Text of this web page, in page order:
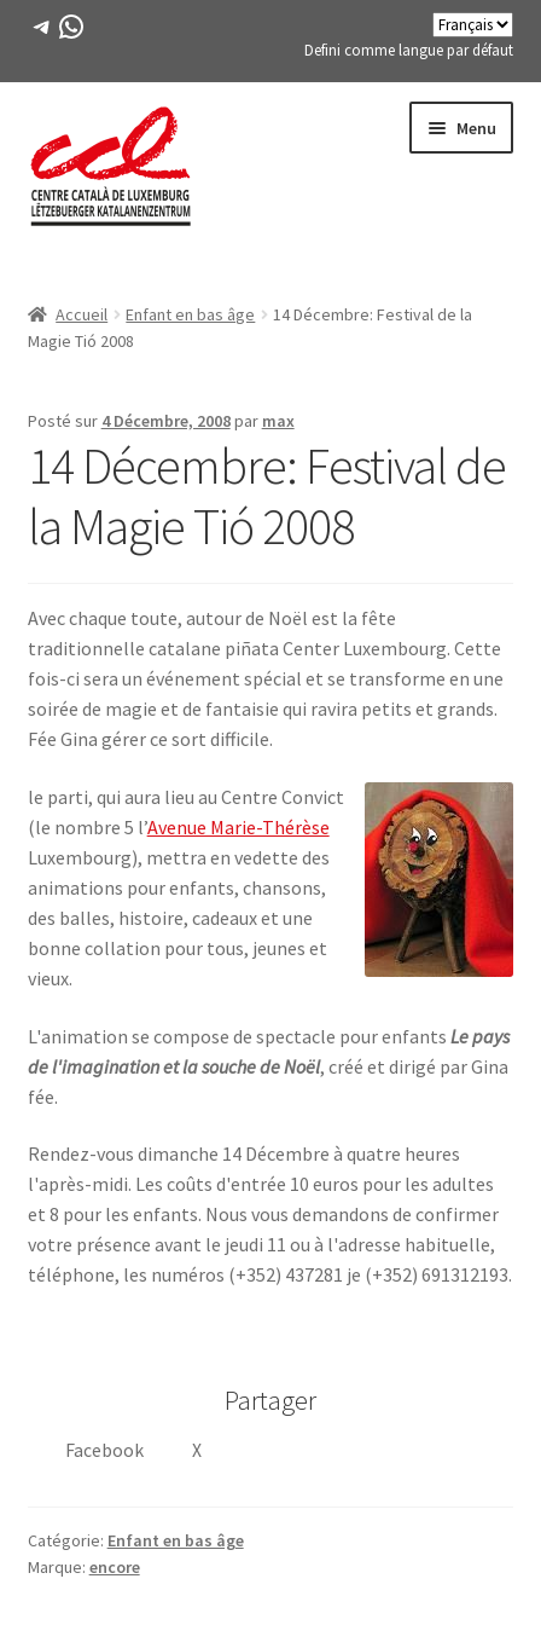
Télégramme
WhatsApp
Defini comme langue par défaut
la
navigation
au
contenu
Menu
ACTIVITÉS
MEMBRES DE FES-TE
LIVRE
Accueil Enfant en bas âge
14 Décembre: Festival de la
Magie Tió 2008
Posté sur 4 Décembre, 2008par max
14 Décembre: Festival de
la Magie Tió 2008
Avec chaque toute, autour de Noël est la fête
traditionnelle catalane piñata Center Luxembourg. Cette
fois-ci sera un événement spécial et se transforme en une
soirée de magie et de fantaisie qui ravira petits et grands.
Fée Gina gérer ce sort difficile.
le parti, qui aura lieu au Centre Convict
(le nombre 5 l’Avenue Marie-Thérèse
Luxembourg), mettra en vedette des
animations pour enfants, chansons,
des balles, histoire, cadeaux et une
bonne collation pour tous, jeunes et
vieux.
L'animation se compose de spectacle pour enfants Le pays
de l'imagination et la souche de Noël, créé et dirigé par Gina
fée.
Rendez-vous dimanche 14 Décembre à quatre heures
l'après-midi. Les coûts d'entrée 10 euros pour les adultes
et 8 pour les enfants. Nous vous demandons de confirmer
votre présence avant le jeudi 11 ou à l'adresse habituelle,
téléphone, les numéros (+352) 437281 je (+352) 691312193.
Partager
Facebook X
Catégorie: Enfant en bas âge
Marque: encore